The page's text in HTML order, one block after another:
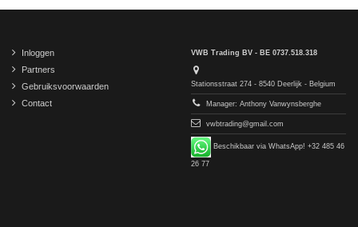
Inloggen
Partners
Gebruiksvoorwaarden
Contact
VWB Trading BV - BE 0737.518.318
Stationsstraat 274 - 8540 Deerlijk - Belgium
Manager: Anthony Vanwynsberghe
vwbtrading@gmail.com
Beschikbaar via WhatsApp! +32 485 46
26 77